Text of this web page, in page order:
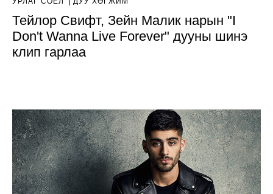
Тейлор Свифт, Зейн Малик нарын "I
Don't Wanna Live Forever" дууны шинэ
клип гарлаа